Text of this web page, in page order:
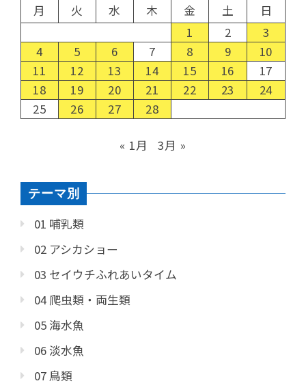
月 火 水 木 金 土
日
1
2
3
4
5 6 7 8 9
10
11
12 13 14 15 16
17
18
19 20 21 22 23
24
25
26 27 28
« 1月 3月 »
テーマ別
01 哺乳類
02 アシカショー
03 セイウチふれあいタイム
04 爬虫類・両生類
05 海水魚
06 淡水魚
07 鳥類